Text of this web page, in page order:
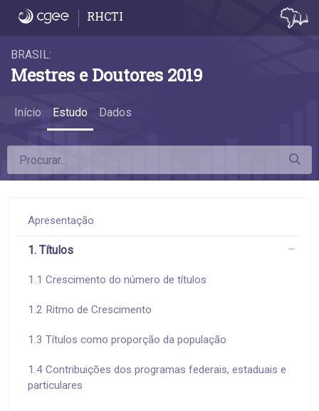
Apresentação - Apresentação
RHCTI
BRASIL:
Mestres e Doutores 2019
Início Estudo Dados
Apresentação
1. Títulos
1.1 Crescimento do número de títulos
1.2 Ritmo de Crescimento
1.3 Títulos como proporção da população
1.4 Contribuições dos programas federais, estaduais e
particulares